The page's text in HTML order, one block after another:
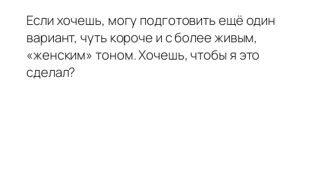
Если хочешь, могу подготовить ещё один
вариант, чуть короче и с более живым,
«женским» тоном. Хочешь, чтобы я это
сделал?